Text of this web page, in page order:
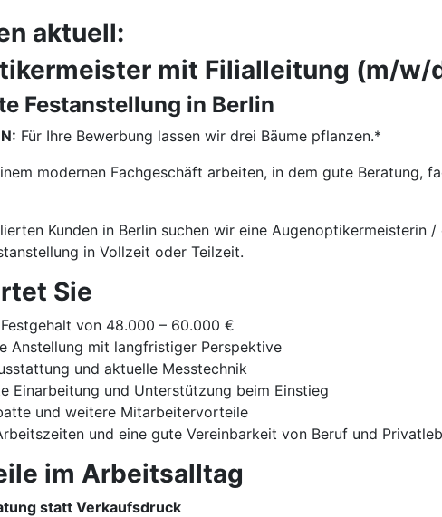
aktuell:
mit Filialleitung (m/w/
Festanstellung in Berlin
Für Ihre Bewerbung lassen wir drei Bäume pflanzen.*
modernen Fachgeschäft arbeiten, in dem gute Beratung,
Kunden in Berlin suchen wir eine
in Vollzeit oder Teilzeit.
Sie
von 48.000 – 60.000 €
Anstellung mit langfristiger Perspektive
und aktuelle Messtechnik
Einarbeitung und Unterstützung beim Einstieg
und weitere Mitarbeitervorteile
und eine gute Vereinbarkeit von Beruf und
im Arbeitsalltag
statt Verkaufsdruck